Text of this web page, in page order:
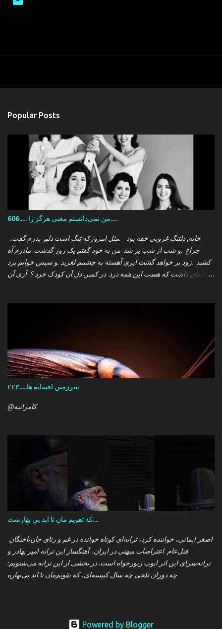
Popular Posts
606..... من نمی‌دانستم معنی هرگز را.....
.خانه, دلتنگ غروبی خفه بود .مثل امروزکه تنگ است دلم پدرم گفت
چراغ .و شب از شب پر شد من به خود گفتم یک روز گذشت مادرم آه
کشید .زود بر خواهد گشت ابری آهسته به چشمم لغزید .و سپس خوابم برد
که گمان داشت که هست این همه درد در کمین دل آن کودک خرد ؟ آری آن
سرزمین افسانه ها.....۲۲۳
@کامرانیه
که تقویم مان تا ابد بی بهارست....
قتل‌عام اعتراضات میهنی در ایران. آهنگساز این ترانه امیر بهادر و
ترانه‌سرای این اثر ایوب زیورخواه است. در بخشی از این ترانه می‌شنویم:
چه دوران تلخی چه سال کبیسه‌ای، که تقویم‌مان تا ابد بی‌بهاره
Powered by Blogger